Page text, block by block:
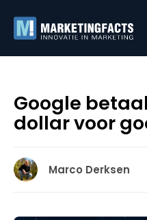
Google
dollar voor
Marco Derksen